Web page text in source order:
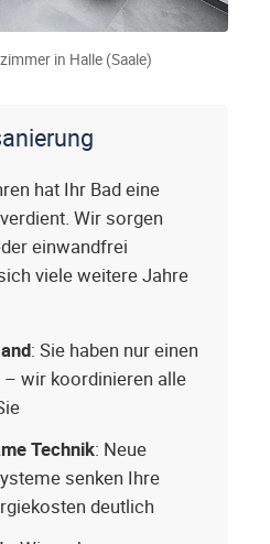
in Halle (Saale)
hat Ihr Bad eine
Wir sorgen
einwandfrei
viele weitere Jahre
: Sie haben nur einen
wir koordinieren alle
Technik: Neue
senken Ihre
deutlich